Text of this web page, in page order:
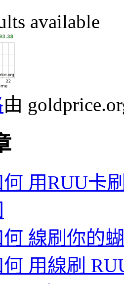
available
由
用RUU卡
線刷你的
用線刷